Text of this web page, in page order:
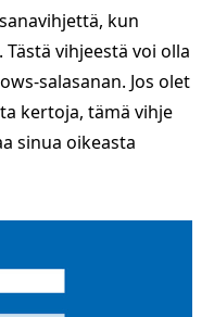
kun
vihjeestä voi olla
salasanan. Jos olet
kertoja, tämä vihje
sinua oikeasta